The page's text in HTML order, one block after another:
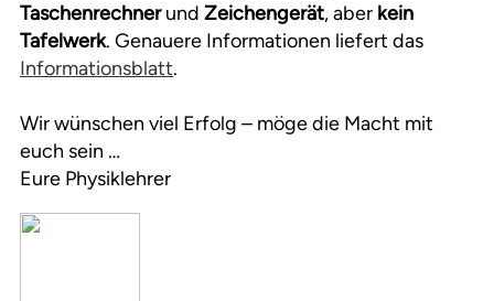
Taschenrechnerund Zeichengerät, aber kein
Tafelwerk. Genauere Informationen liefert das
Informationsblatt.
Wir wünschen viel Erfolg – möge die Macht mit
euch sein …
Eure Physiklehrer